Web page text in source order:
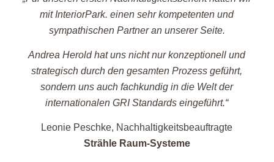
mit InteriorPark. einen sehr kompetenten und
sympathischen Partner an unserer Seite.
Andrea Herold hat uns nicht nur konzeptionell und
strategisch durch den gesamten Prozess geführt,
sondern uns auch fachkundig in die Welt der
internationalen GRI Standards eingeführt.“
Leonie Peschke, Nachhaltigkeitsbeauftragte
Strähle Raum-Systeme